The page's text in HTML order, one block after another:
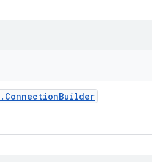
. ConnectionBuilder